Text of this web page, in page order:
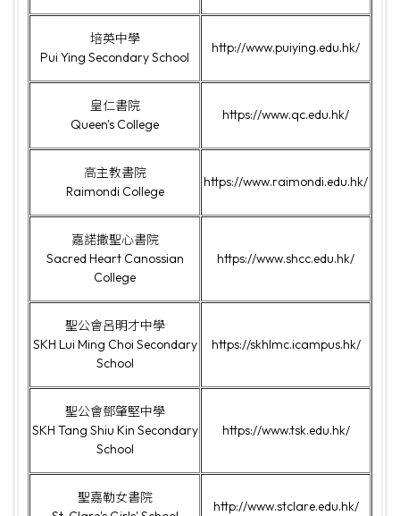
培英中學
Pui Ying Secondary School
http://www.puiying.edu.hk/
皇仁書院
Queen's College
https://www.qc.edu.hk/
高主教書院
Raimondi College
https://www.raimondi.edu.hk/
嘉諾撒聖心書院
Sacred Heart Canossian
College
https://www.shcc.edu.hk/
聖公會呂明才中學
SKH Lui Ming Choi Secondary
School
https://skhlmc.icampus.hk/
聖公會鄧肇堅中學
SKH Tang Shiu Kin Secondary
School
https://www.tsk.edu.hk/
聖嘉勒女書院
http://www.stclare.edu.hk/